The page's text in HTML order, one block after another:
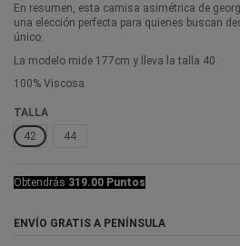
En resumen, esta camisa asimétrica de
una elección perfecta para quienes buscan
único.
La modelo mide 177cm y lleva la talla 40.
100% Viscosa.
TALLA
42
44
Obtendrás 319.00 Puntos
ENVÍO GRATIS A PENÍNSULA